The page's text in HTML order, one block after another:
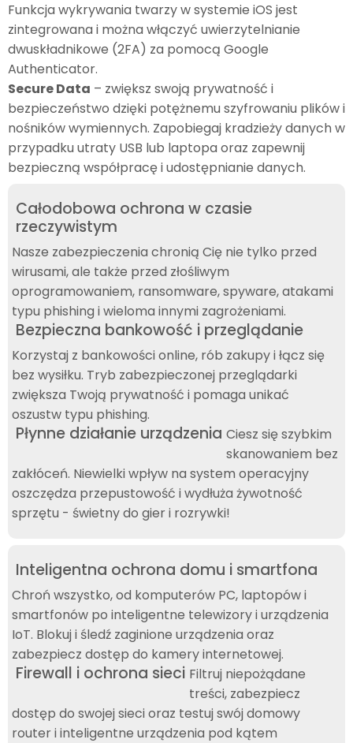
Funkcja wykrywania twarzy w systemie iOS jest
zintegrowana i można włączyć uwierzytelnianie
dwuskładnikowe (2FA) za pomocą Google
Authenticator.
Secure Data – zwiększ swoją prywatność i
bezpieczeństwo dzięki potężnemu szyfrowaniu plików i
nośników wymiennych. Zapobiegaj kradzieży danych w
przypadku utraty USB lub laptopa oraz zapewnij
bezpieczną współpracę i udostępnianie danych.
Całodobowa ochrona w czasie
rzeczywistym
Nasze zabezpieczenia chronią Cię nie tylko przed
wirusami, ale także przed złośliwym
oprogramowaniem, ransomware, spyware, atakami
typu phishing i wieloma innymi zagrożeniami.
Bezpieczna bankowość i przeglądanie
Korzystaj z bankowości online, rób zakupy i łącz się
bez wysiłku. Tryb zabezpieczonej przeglądarki
zwiększa Twoją prywatność i pomaga unikać
oszustw typu phishing.
Płynne działanie urządzenia Ciesz się szybkim
skanowaniem bez
zakłóceń. Niewielki wpływ na system operacyjny
oszczędza przepustowość i wydłuża żywotność
sprzętu - świetny do gier i rozrywki!
Inteligentna ochrona domu i smartfona
Chroń wszystko, od komputerów PC, laptopów i
smartfonów po inteligentne telewizory i urządzenia
IoT. Blokuj i śledź zaginione urządzenia oraz
zabezpiecz dostęp do kamery internetowej.
Firewall i ochrona sieci Filtruj niepożądane
treści, zabezpiecz
dostęp do swojej sieci oraz testuj swój domowy
router i inteligentne urządzenia pod kątem